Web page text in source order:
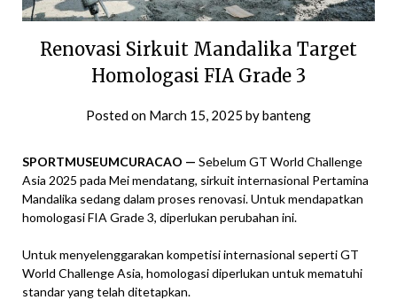
Renovasi Sirkuit Mandalika Target
Homologasi FIA Grade 3
Posted on March 15, 2025 bybanteng
SPORTMUSEUMCURACAO — Sebelum GT World Challenge
Asia 2025 pada Mei mendatang, sirkuit internasional Pertamina
Mandalika sedang dalam proses renovasi. Untuk mendapatkan
homologasi FIA Grade 3, diperlukan perubahan ini.
Untuk menyelenggarakan kompetisi internasional seperti GT
World Challenge Asia, homologasi diperlukan untuk mematuhi
standar yang telah ditetapkan.